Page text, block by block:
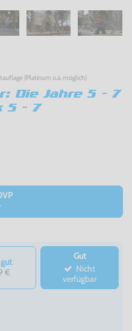
(Platinum o.ä. möglich)
Die Jahre 5 - 7
5 - 7
€
Gut
verfügbar